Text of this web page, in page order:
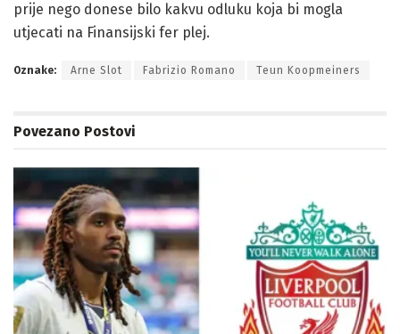
prije nego donese bilo kakvu odluku koja bi mogla
utjecati na Finansijski fer plej.
Oznake: Arne Slot Fabrizio Romano Teun Koopmeiners
Povezano Postovi